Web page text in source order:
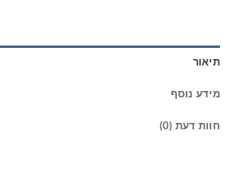
תיאור
מידע נוסף
חוות דעת (0)